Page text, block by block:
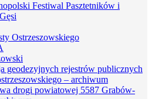
Festiwal Pasztetników i
Ostrzeszowskiego
geodezyjnych rejestrów publicznych
– archiwum
drogi powiatowej 5587 Grabów-